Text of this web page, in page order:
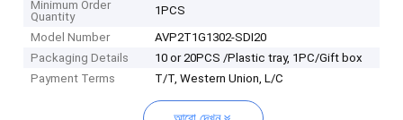
Minimum Order
Quantity
1PCS
Model Number
AVP2T1G1302-SDI20
Packaging Details
10 or 20PCS /Plastic tray, 1PC/Gift box
Payment Terms
T/T, Western Union, L/C